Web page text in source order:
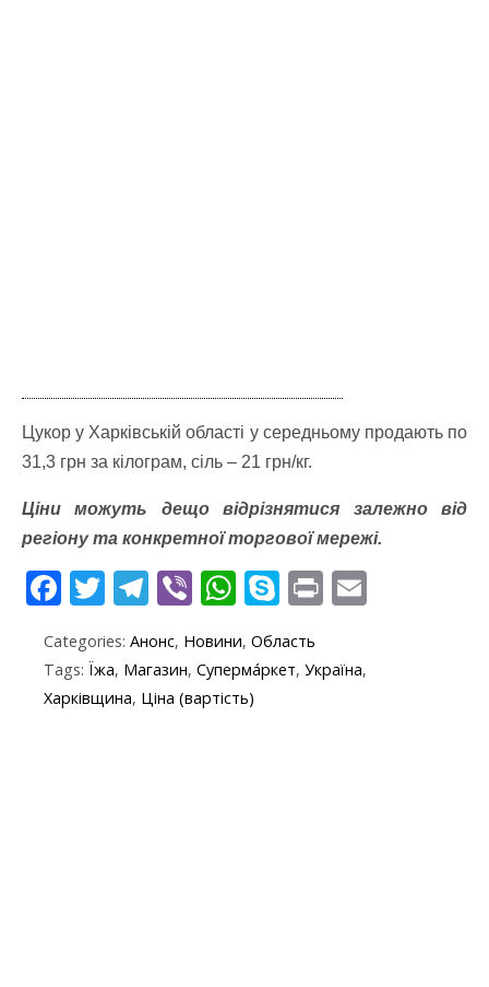
Цукор у Харківській області у середньому продають по
31,3 грн за кілограм, сіль – 21 грн/кг.
Ціни можуть дещо відрізнятися залежно від
регіону та конкретної торгової мережі.
F
e
b
T
itt
er
T
e
gr
Vi
er
W
at
s
S
y
p
Pr
t
Categories: Анонс, Новини, Область
Tags: Їжа, Магазин, Суперма́ркет, Україна,
Харківщина, Ціна (вартість)